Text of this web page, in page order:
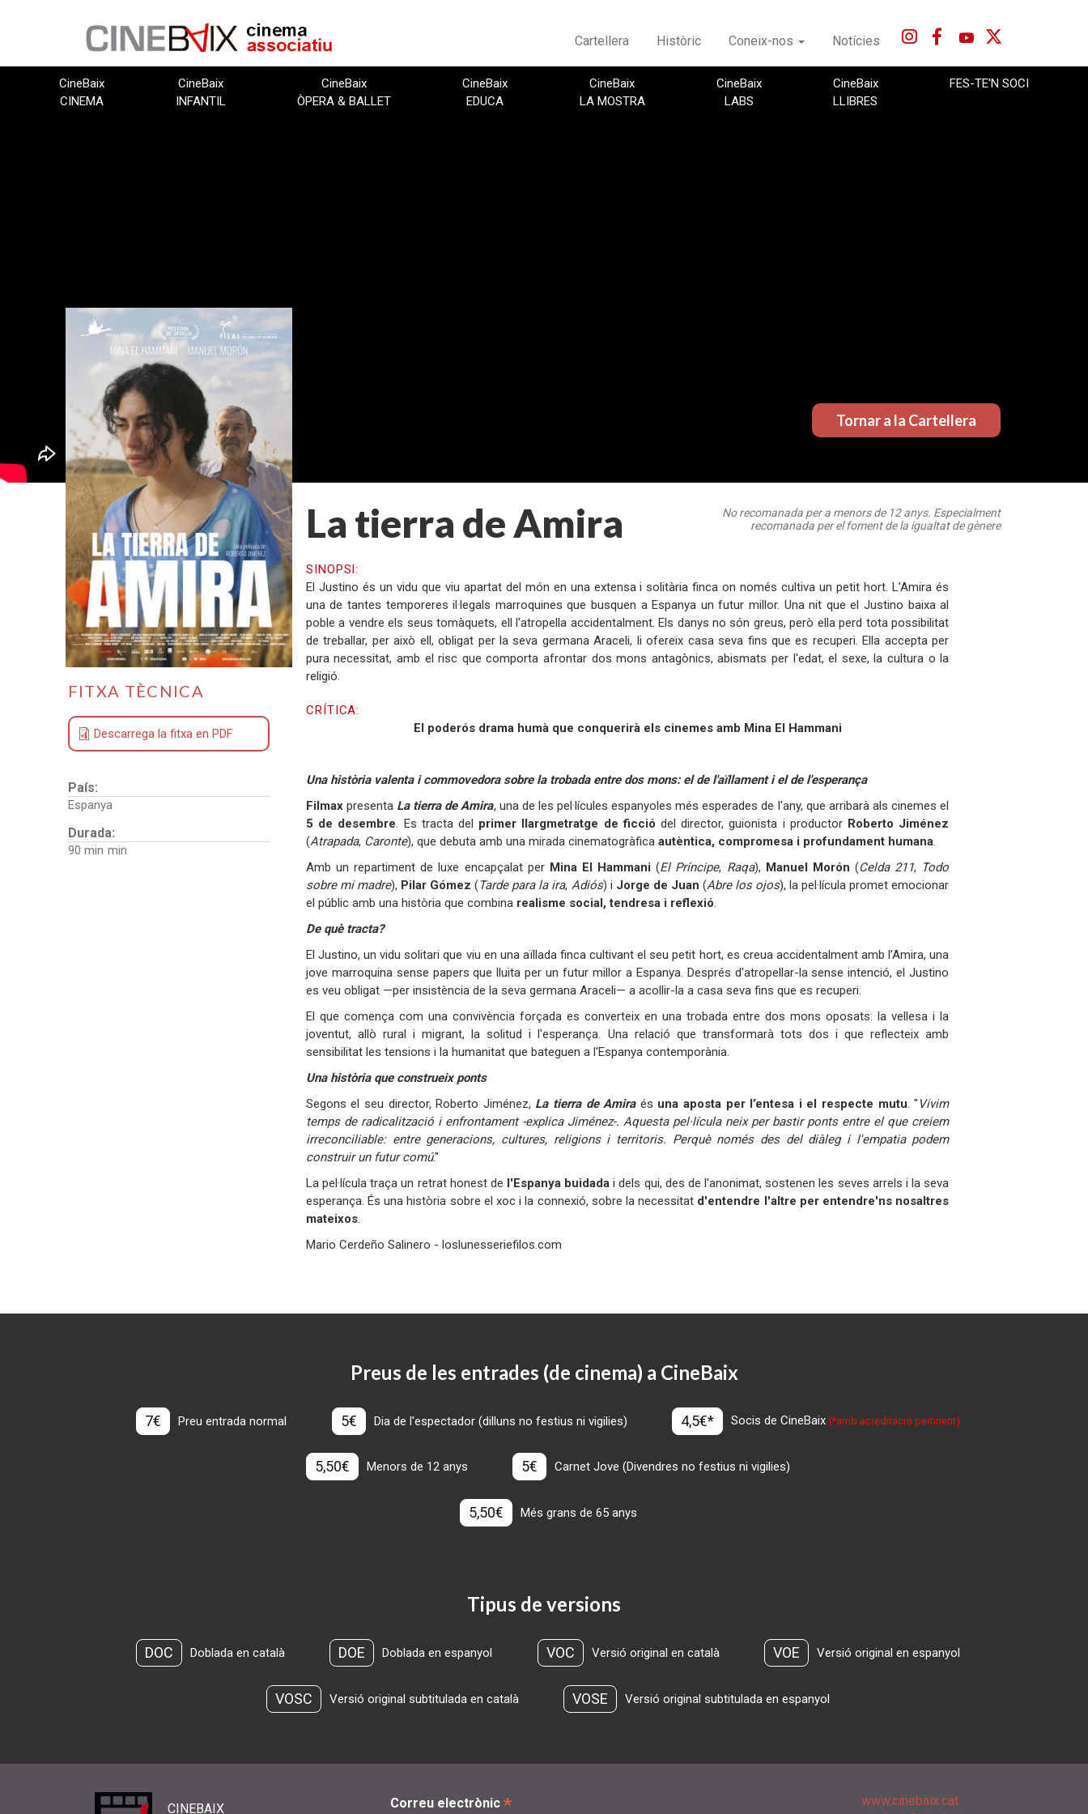
Cartellera Històric Coneix-nos Notícies
CineBaix
CINEMA
CineBaix
INFANTIL
CineBaix
ÒPERA & BALLET
CineBaix
EDUCA
CineBaix
LA MOSTRA
CineBaix
LABS
CineBaix
LLIBRES
FES-TE'N SOCI
La tierra de Amira
Tornar a la Cartellera
No recomanada per a menors de 12 anys. Especialment
recomanada per el foment de la igualtat de gènere
FITXA TÈCNICA
Descarrega la fitxa en PDF
País:
Espanya
Durada:
90 min
SINOPSI:
El Justino és un vidu que viu apartat del món en una extensa i solitària finca on només cultiva un petit hort. L’Amira és
una de tantes temporeres il·legals marroquines que busquen a Espanya un futur millor. Una nit que el Justino baixa al
poble a vendre els seus tomàquets, ell l'atropella accidentalment. Els danys no són greus, però ella perd tota possibilitat
de treballar, per això ell, obligat per la seva germana Araceli, li ofereix casa seva fins que es recuperi. Ella accepta per
pura necessitat, amb el risc que comporta afrontar dos mons antagònics, abismats per l'edat, el sexe, la cultura o la
religió.
CRÍTICA:
El poderós drama humà que conquerirà els cinemes amb Mina El Hammani
Una història valenta i commovedora sobre la trobada entre dos mons: el de l'aïllament i el de l'esperança
Filmaxpresenta La tierra de Amira, una de les pel·lícules espanyoles més esperades de l'any, que arribarà als cinemes el
5 de desembre. Es tracta del primer llargmetratge de ficció del director, guionista i productor Roberto Jiménez
(Atrapada, Caronte), que debuta amb una mirada cinematogràfica autèntica, compromesa i profundament humana.
Amb un repartiment de luxe encapçalat per Mina El Hammani (El Príncipe, Raqa), Manuel Morón (Celda 211, Todo
sobre mi madre), Pilar Gómez (Tarde para la ira, Adiós) i Jorge de Juan (Abre los ojos), la pel·lícula promet emocionar
el públic amb una història que combina realisme social, tendresa i reflexió.
De què tracta?
El Justino, un vidu solitari que viu en una aïllada finca cultivant el seu petit hort, es creua accidentalment amb l’Amira, una
jove marroquina sense papers que lluita per un futur millor a Espanya. Després d'atropellar-la sense intenció, el Justino
es veu obligat —per insistència de la seva germana Araceli— a acollir-la a casa seva fins que es recuperi.
El que comença com una convivència forçada es converteix en una trobada entre dos mons oposats: la vellesa i la
joventut, allò rural i migrant, la solitud i l'esperança. Una relació que transformarà tots dos i que reflecteix amb
sensibilitat les tensions i la humanitat que bateguen a l'Espanya contemporània.
Una història que construeix ponts
Segons el seu director, Roberto Jiménez, La tierra de Amiraés una aposta per l’entesa i el respecte mutu. " Vivim
temps de radicalització i enfrontament -explica Jiménez-. Aquesta pel·lícula neix per bastir ponts entre el que creiem
irreconciliable: entre generacions, cultures, religions i territoris. Perquè només des del diàleg i l'empatia podem
construir un futur comú."
La pel·lícula traça un retrat honest de l'Espanya buidada i dels qui, des de l'anonimat, sostenen les seves arrels i la seva
esperança. És una història sobre el xoc i la connexió, sobre la necessitat d'entendre l'altre per entendre'ns nosaltres
mateixos.
Mario Cerdeño Salinero - loslunesseriefilos.com
Preus de les entrades (de cinema) a CineBaix
7€ Preu entrada normal 5€ Dia de l'espectador (dilluns no festius ni vigilies) 4,5€* Socis de CineBaix(*amb acreditació pertinent)
5,50€ Menors de 12 anys 5€ Carnet Jove (Divendres no festius ni vigilies)
5,50€ Més grans de 65 anys
Tipus de versions
DOC Doblada en català DOE Doblada en espanyol VOC Versió original en català VOE Versió original en espanyol
VOSC Versió original subtitulada en català VOSE Versió original subtitulada en espanyol
CINEBAIX Correu electrònic *
www.cinebaix.cat